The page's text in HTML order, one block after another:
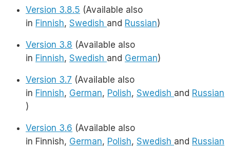
Version 3.8.5 (Available also
in Finnish, Swedish and Russian)
Version 3.8 (Available also
in Finnish, Swedish and German)
Version 3.7 (Available also
in Finnish, German, Polish, Swedish and Russian
)
Version 3.6 (Available also
in Finnish, German, Polish, Swedish and Russian